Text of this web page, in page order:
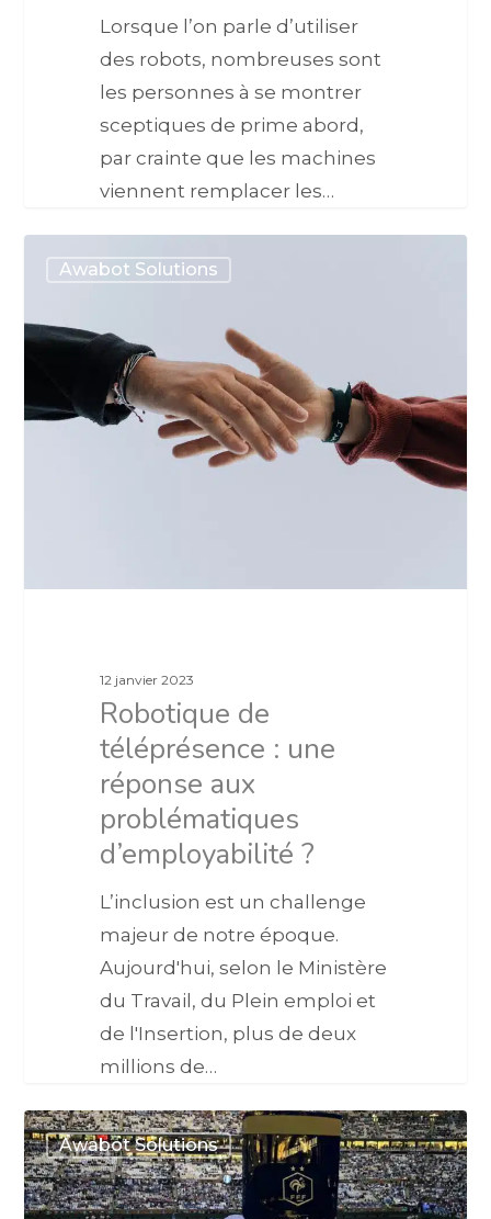
Lorsque l’on parle d’utiliser
des robots, nombreuses sont
les personnes à se montrer
sceptiques de prime abord,
par crainte que les machines
viennent remplacer les…
Awabot Solutions
12 janvier 2023
Robotique de
téléprésence : une
réponse aux
problématiques
d’employabilité ?
L’inclusion est un challenge
majeur de notre époque.
Aujourd'hui, selon le Ministère
du Travail, du Plein emploi et
de l'Insertion, plus de deux
millions de…
Awabot Solutions